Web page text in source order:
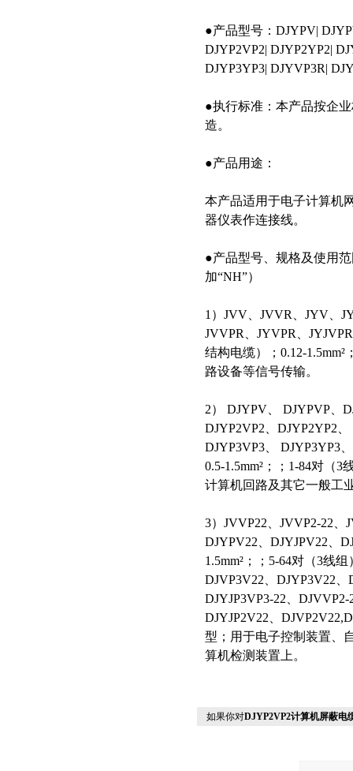
●产品型号：DJYPV|
DJYP2VP2| DJYP2YP2|
DJYP3YP3| DJYVP3R|
●执行标准：本产品按企
造。
●产品用途：
本产品适用于电子计算机
器仪表作连接线。
●产品型号、规格及使用
加“NH”）
1）JVV、JVVR、JYV、
JVVPR、JYVPR、
结构电缆）；0.12-
路设备等信号传输。
2） DJYPV、 DJYPVP、
DJYP2VP2、DJYP2YP2
DJYP3VP3、 DJYP3YP3
0.5-1.5mm²；；1-84对（
计算机回路及其它一般工
3）JVVP22、JVVP2-22、
DJYPV22、DJYJPV22、
1.5mm²；；5-64对（3线
DJVP3V22、DJYP3V22、
DJYJP3VP3-22、
DJYJP2V22、
型；用于电子控制装置、
算机检测装置上。
如果你对DJYP2VP2计算机屏蔽电